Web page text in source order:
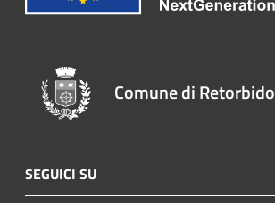
Comune di Retorbido
SEGUICI SU